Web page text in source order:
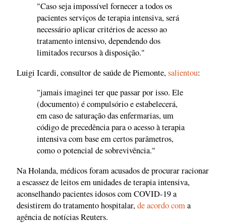
"Caso seja impossível fornecer a todos os
pacientes serviços de terapia intensiva, será
necessário aplicar critérios de acesso ao
tratamento intensivo, dependendo dos
limitados recursos à disposição."
Luigi Icardi, consultor de saúde de Piemonte,salientou:
"jamais imaginei ter que passar por isso. Ele
(documento) é compulsório e estabelecerá,
em caso de saturação das enfermarias, um
código de precedência para o acesso à terapia
intensiva com base em certos parâmetros,
como o potencial de sobrevivência."
Na Holanda, médicos foram acusados de procurar racionar
a escassez de leitos em unidades de terapia intensiva,
aconselhando pacientes idosos com COVID-19 a
desistirem do tratamento hospitalar,de acordo coma
agência de notícias Reuters.